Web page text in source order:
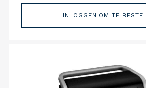
INLOGGEN OM TE